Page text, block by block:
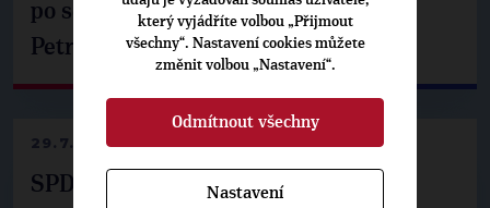
po setkání s prezidentem republiky
Petrem Pavlem
29.7.2026
SPD už není ve zprávě o extremismu.
který vyjádříte volbou „Přijmout
všechny“. Nastavení cookies můžete
změnit volbou „Nastavení“.
Odmítnout všechny
Nastavení